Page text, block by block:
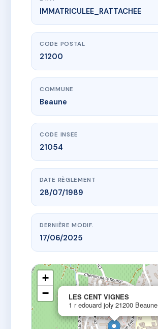
www.vme.plus/AC6822522
LES CENT VIGNES
1 r edouard joly
IMMATRICULEE_RATTACHEE
CODE POSTAL
21200
COMMUNE
Beaune
CODE INSEE
21054
DATE RÈGLEMENT
28/07/1989
DERNIÈRE MODIF.
17/06/2025
LES CENT VIGNES
1 r edouard joly 21200 Beaune
+
−